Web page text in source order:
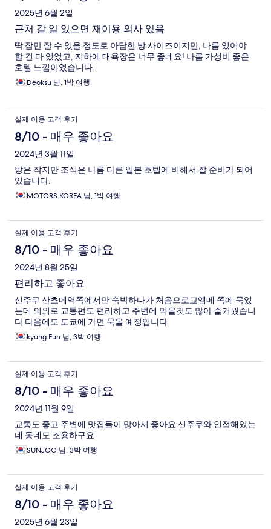
2025년 6월 2일
근처 갈 일 있으면 재이용 의사 있음
딱 잠만 잘 수 있을 정도로 아담한 방 사이즈이지만, 나름 있어야
할 건 다 있었고, 지하에 대욕장은 너무 좋네요! 나름 가성비 좋은
호텔 느낌이었습니다.
Deoksu 님, 1박 여행
실제 이용 고객 후기
8/10 - 매우 좋아요
2024년 3월 11일
방은 작지만 조식은 나름 다른 일본 호텔에 비해서 잘 준비가 되어
있습니다.
MOTORS KOREA 님, 1박 여행
실제 이용 고객 후기
8/10 - 매우 좋아요
2024년 8월 25일
편리하고 좋아요
신주쿠 산쵸메역쪽에서만 숙박하다가 처음으로교엠메 쪽에 묵었
는데 의외로 교통편도 편리하고 주변에 먹을것도 많아 즐거웠습니
다 다음에도 도쿄에 가면 묵을 예정입니다
kyung Eun 님, 3박 여행
실제 이용 고객 후기
8/10 - 매우 좋아요
2024년 11월 9일
교통도 좋고 주변에 맛집들이 많아서 좋아요 신주쿠와 인접해있는
데 동네도 조용하구요
SUNJOO 님, 3박 여행
실제 이용 고객 후기
8/10 - 매우 좋아요
2025년 6월 23일